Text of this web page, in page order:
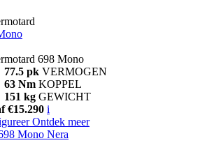
698 Mono
77.5 pk VERMOGEN
63 Nm KOPPEL
151 kg GEWICHT
€15.290 i
Ontdek meer
Mono Nera